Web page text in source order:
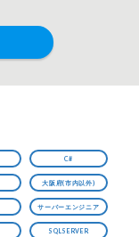
C#
大阪府(市内以外)
サーバーエンジニア
SQLSERVER